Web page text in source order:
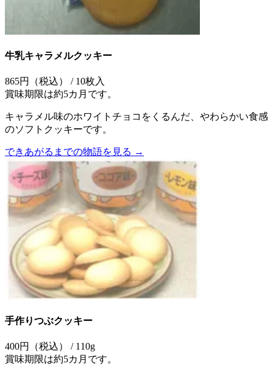
牛乳キャラメルクッキー
865円（税込） / 10枚入
賞味期限は約5カ月です。
キャラメル味のホワイトチョコをくるんだ、やわらかい食感
のソフトクッキーです。
できあがるまでの物語を見る →
手作りつぶクッキー
400円（税込） / 110g
賞味期限は約5カ月です。